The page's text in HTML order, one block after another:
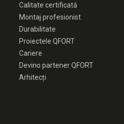
Calitate certificată
Montaj profesionist
Durabilitate
Proiectele QFORT
Cariere
Devino partener QFORT
Arhitecți